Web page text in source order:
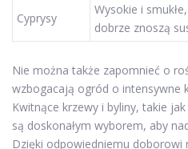
Cyprysy
Wysokie i smukłe,
dobrze znoszą
Nie można także zapomnieć o
wzbogacają ogród o intensywne
Kwitnące krzewy i byliny, takie
są doskonałym wyborem, aby
Dzięki odpowiedniemu doborowi